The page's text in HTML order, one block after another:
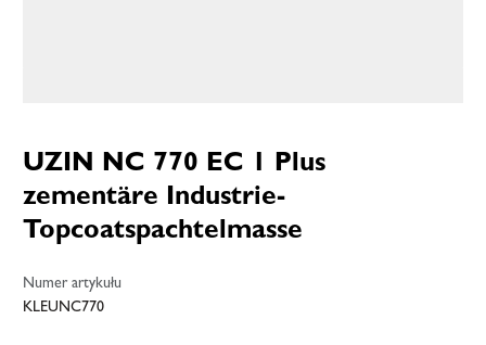
UZIN NC 770 EC 1 Plus
zementäre Industrie-
Topcoatspachtelmasse
Numer artykułu
KLEUNC770